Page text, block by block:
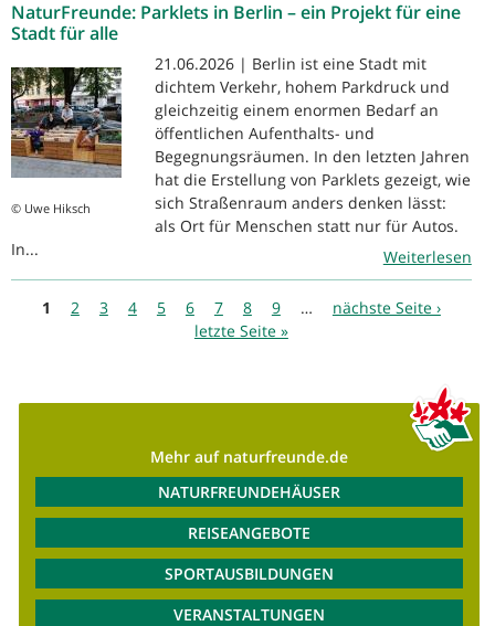
NaturFreunde: Parklets in Berlin – ein Projekt für eine
Stadt für alle
© Uwe Hiksch
21.06.2026 | Berlin ist eine Stadt mit
dichtem Verkehr, hohem Parkdruck und
gleichzeitig einem enormen Bedarf an
öffentlichen Aufenthalts- und
Begegnungsräumen. In den letzten Jahren
hat die Erstellung von Parklets gezeigt, wie
sich Straßenraum anders denken lässt:
als Ort für Menschen statt nur für Autos.
In...
Weiterlesen
Seiten
1 2 3 4 5 6 7 8 9 …
nächste Seite ›
letzte Seite »
Mehr auf naturfreunde.de
NATURFREUNDEHÄUSER
REISEANGEBOTE
SPORTAUSBILDUNGEN
VERANSTALTUNGEN